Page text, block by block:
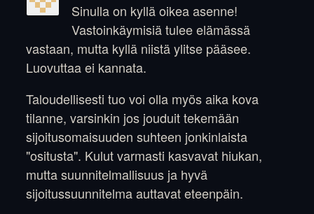
Sinulla on kyllä oikea asenne!
Vastoinkäymisiä tulee elämässä
vastaan, mutta kyllä niistä ylitse pääsee.
Luovuttaa ei kannata.
Taloudellisesti tuo voi olla myös aika kova
tilanne, varsinkin jos jouduit tekemään
sijoitusomaisuuden suhteen jonkinlaista
"ositusta". Kulut varmasti kasvavat hiukan,
mutta suunnitelmallisuus ja hyvä
sijoitussuunnitelma auttavat eteenpäin.